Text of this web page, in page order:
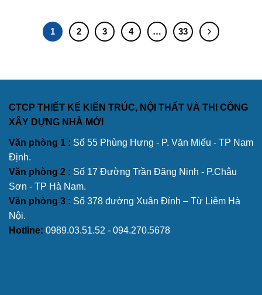
1 2 3 4 … 33
CTCP THIẾT KẾ KIẾN TRÚC, NỘI THẤT VÀ THI CÔNG
XÂY DỰNG NHÀ MỚI
Văn phòng 1 : Số 55 Phùng Hưng - P. Văn Miếu - TP Nam
Định.
Văn phòng 2 : Số 17 Đường Trần Đăng Ninh - P.Châu
Sơn - TP Hà Nam.
Văn phòng 3 : Số 378 đường Xuân Đỉnh – Từ Liêm Hà
Nội.
Hotline: 0989.03.51.52 - 094.270.5678